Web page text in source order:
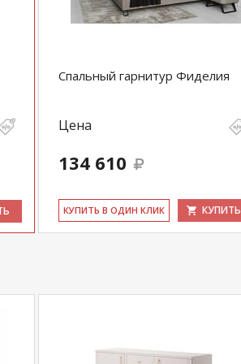
Спальный гарнитур Фиделия
Цена
134 610
КУ­ПИТЬ В ОДИН КЛИК КУПИТЬ